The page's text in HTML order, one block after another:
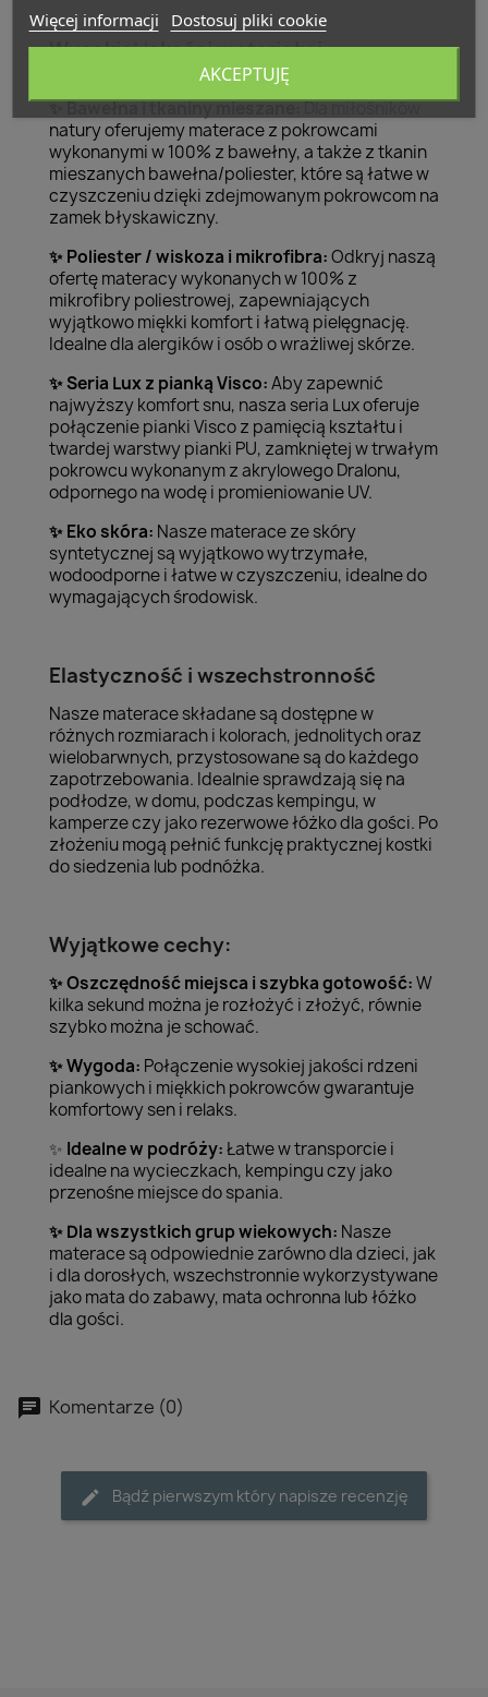
Wysokiej jakości materiały i
Bawełna i tkaniny mieszane:Dla miłośników
natury oferujemy materace z pokrowcami
wykonanymi w 100% z bawełny, a także z tkanin
mieszanych bawełna/poliester, które są łatwe w
czyszczeniu dzięki zdejmowanym pokrowcom na
zamek błyskawiczny.
✨ Poliester / wiskoza i mikrofibra:Odkryj naszą
ofertę materacy wykonanych w 100% z
mikrofibry poliestrowej, zapewniających
wyjątkowo miękki komfort i łatwą pielęgnację.
Idealne dla alergików i osób o wrażliwej skórze.
✨Seria Lux z pianką Visco:Aby zapewnić
najwyższy komfort snu, nasza seria Lux oferuje
połączenie pianki Visco z pamięcią kształtu i
twardej warstwy pianki PU, zamkniętej w trwałym
pokrowcu wykonanym z akrylowego Dralonu,
odpornego na wodę i promieniowanie UV.
✨ Eko skóra: Nasze materace ze skóry
syntetycznej są wyjątkowo wytrzymałe,
wodoodporne i łatwe w czyszczeniu, idealne do
wymagających środowisk.
Elastyczność i wszechstronność
Nasze materace składane są dostępne w
różnych rozmiarach i kolorach, jednolitych oraz
wielobarwnych, przystosowane są do każdego
zapotrzebowania. Idealnie sprawdzają się na
podłodze, w domu, podczas kempingu, w
kamperze czy jako rezerwowe łóżko dla gości. Po
złożeniu mogą pełnić funkcję praktycznej kostki
do siedzenia lub podnóżka.
Wyjątkowe cechy:
✨Oszczędność miejsca i szybka gotowość:W
kilka sekund można je rozłożyć i złożyć, równie
szybko można je schować.
✨Wygoda: Połączenie wysokiej jakości rdzeni
piankowych i miękkich pokrowców gwarantuje
komfortowy sen i relaks.
✨ Idealne w podróży:Łatwe w transporcie i
idealne na wycieczkach, kempingu czy jako
przenośne miejsce do spania.
✨ Dla wszystkich grup wiekowych: Nasze
materace są odpowiednie zarówno dla dzieci, jak
i dla dorosłych, wszechstronnie wykorzystywane
jako mata do zabawy, mata ochronna lub łóżko
dla gości.
Komentarze (0)
Bądź pierwszym który napisze recenzję
Więcej informacji Dostosuj pliki cookie
AKCEPTUJĘ